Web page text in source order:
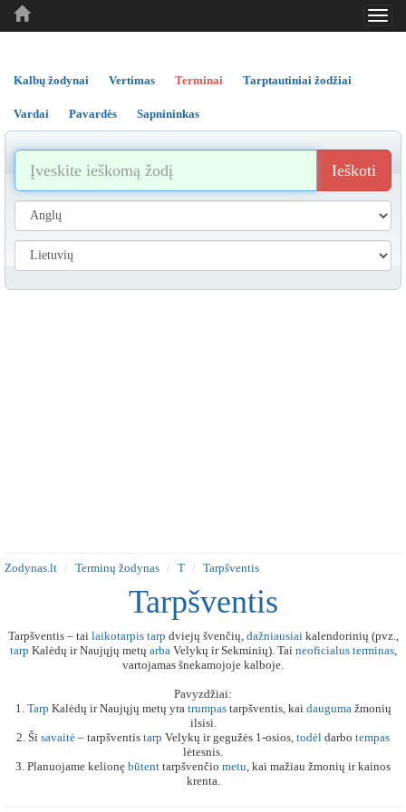
..
..
Kalbų žodynai Vertimas Terminai Tarptautiniai žodžiai
Vardai Pavardės Sapnininkas
Ieškoti
Zodynas.lt Terminų žodynas T Tarpšventis
Tarpšventis
Tarpšventis – tai laikotarpis tarp dviejų švenčių, dažniausiaikalendorinių (pvz.,
tarp Kalėdų ir Naujųjų metų arbaVelykų ir Sekminių). Tai neoficialus terminas,
vartojamas šnekamojoje kalboje.
Pavyzdžiai:
1. Tarp Kalėdų ir Naujųjų metų yra trumpastarpšventis, kai daugumažmonių
ilsisi.
2. Ši savaitė – tarpšventis tarp Velykų ir gegužės 1-osios, todėl darbo tempas
lėtesnis.
3. Planuojame kelionę būtent tarpšvenčio metu, kai mažiau žmonių ir kainos
krenta.